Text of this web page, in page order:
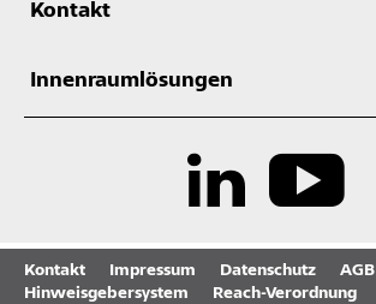
Kontakt
Innenraumlösungen
Kontakt Impressum Datenschutz
AGB
Hinweisgebersystem
Reach-Verordnung